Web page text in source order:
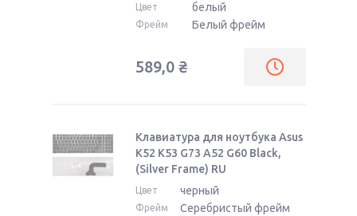
Цвет белый
Фрейм Белый фрейм
589,0 ₴
Клавиатура для ноутбука Asus
K52 K53 G73 A52 G60 Black,
(Silver Frame) RU
Цвет черный
Фрейм Серебристый фрейм